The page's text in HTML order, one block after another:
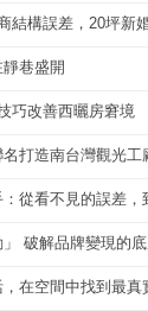
結構誤差，20坪新
巷盛開
巧改善西曬房窘境
打造南台灣觀光工
從看不見的誤差，
破解品牌變現的
在空間中找到最真